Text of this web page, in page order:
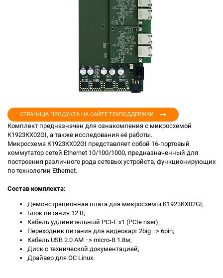
Комплект предназначен для ознакомления с микросхемой
К1923КХ02GI, а также исследования её работы.
Микросхема К1923КХ02GI представляет собой 16-портовый
коммутатор сетей Ethernet 10/100/1000, предназначенный для
построения различного рода сетевых устройств, функционирующих
по технологии Ethernet.
Состав комплекта:
Демонстрационная плата для микросхемы К1923КХ02GI;
Блок питания 12 В;
Кабель удлинительный PCI-E x1 (PCIe riser);
Переходник питания для видеокарт 2big −> 6pin;
Кабель USB 2.0 AM −> micro-B 1.8м;
Диск с технической документацией;
Драйвер для ОС Linux.
СТРАНИЦА ПРОДУКТА НА САЙТЕ ТЕХПОДДЕРЖКИ